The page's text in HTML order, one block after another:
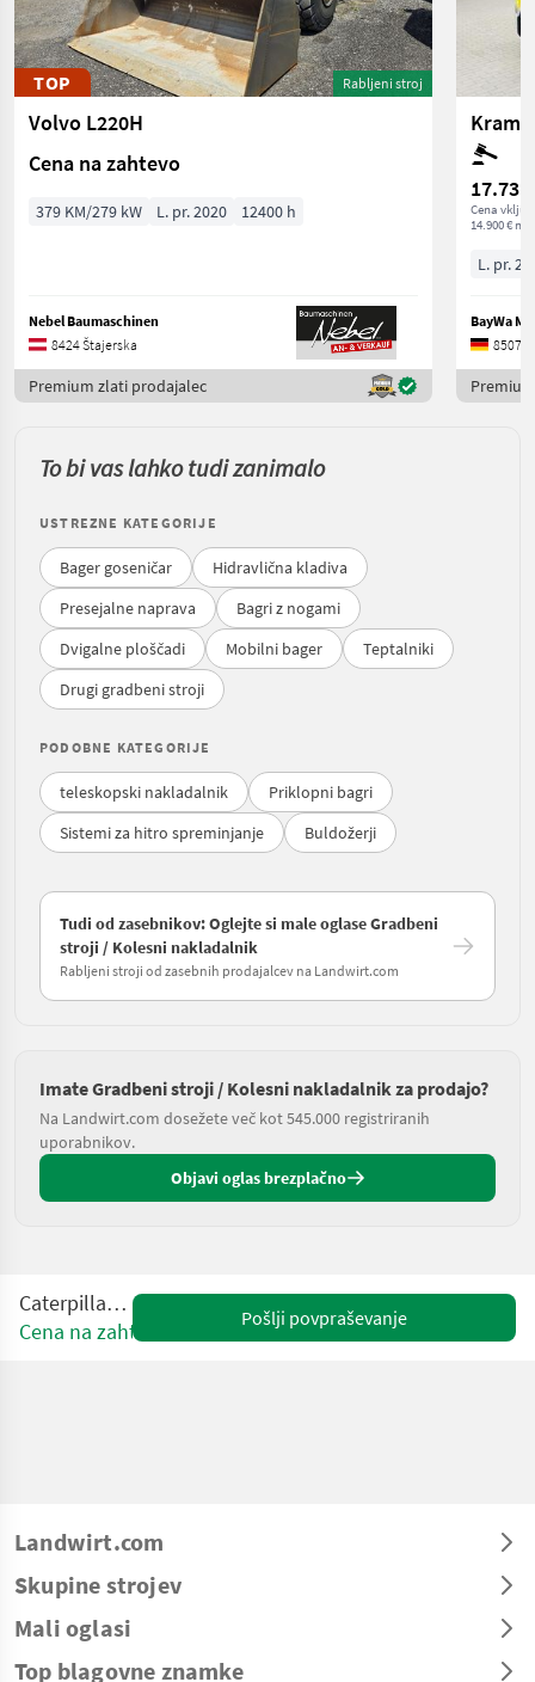
TOP Rabljeni stroj
Volvo L220H
Cena na zahtevo
379 KM/279 kW L. pr. 2020 12400 h
Nebel Baumaschinen
8424 Štajerska
Premium zlati prodajalec
17.731
Cena
14.900 €
L. pr.
BayWa
85077
To bi vas lahko tudi zanimalo
USTREZNE KATEGORIJE
Bager goseničar
Hidravlična kladiva
Presejalne naprava
Bagri z nogami
Dvigalne ploščadi
Mobilni bager
Teptalniki
Drugi gradbeni stroji
PODOBNE KATEGORIJE
teleskopski nakladalnik
Priklopni bagri
Sistemi za hitro spreminjanje
Buldožerji
Tudi od zasebnikov: Oglejte si male oglase Gradbeni
stroji / Kolesni nakladalnik
Rabljeni stroji od zasebnih prodajalcev na Landwirt.com
Imate Gradbeni stroji / Kolesni nakladalnik za prodajo?
Na Landwirt.com dosežete več kot 545.000 registriranih
uporabnikov.
Objavi oglas brezplačno
Caterpillar 908M
Cena na zahtevo
Pošlji povpraševanje
Landwirt.com
Skupine strojev
Mali oglasi
Top blagovne znamke